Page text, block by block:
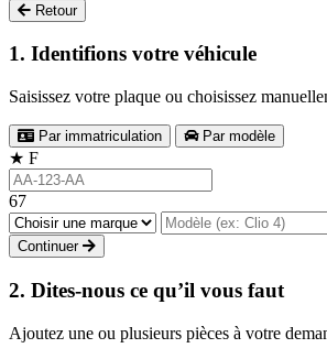
Retour
1. Identifions votre véhicule
Saisissez votre plaque ou choisissez
Par immatriculation Par modèle
★ F
67
Continuer
2. Dites-nous ce qu’il vous faut
Ajoutez une ou plusieurs pièces à votre